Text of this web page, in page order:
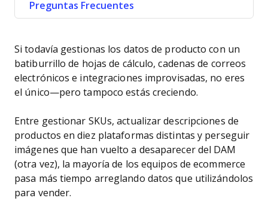
Preguntas Frecuentes
Si todavía gestionas los datos de producto con un
batiburrillo de hojas de cálculo, cadenas de correos
electrónicos e integraciones improvisadas, no eres
el único—pero tampoco estás creciendo.
Entre gestionar SKUs, actualizar descripciones de
productos en diez plataformas distintas y perseguir
imágenes que han vuelto a desaparecer del DAM
(otra vez), la mayoría de los equipos de ecommerce
pasa más tiempo arreglando datos que utilizándolos
para vender.